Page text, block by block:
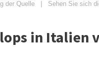
der Quelle Sehen Sie sich
in Italien